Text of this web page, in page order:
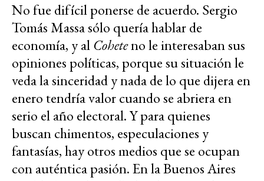
No fue difícil ponerse de acuerdo. Sergio
Tomás Massa sólo quería hablar de
economía, y al Coheteno le interesaban sus
opiniones políticas, porque su situación le
veda la sinceridad y nada de lo que dijera en
enero tendría valor cuando se abriera en
serio el año electoral. Y para quienes
buscan chimentos, especulaciones y
fantasías, hay otros medios que se ocupan
con auténtica pasión. En la Buenos Aires